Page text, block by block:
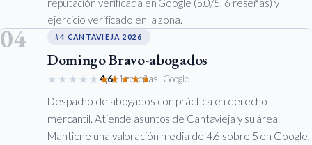
reputación verificada en Google (5.0/5, 6 reseñas) y
ejercicio verificado en la zona.
04 #4 CANTAVIEJA 2026
Domingo Bravo-abogados
★★★★★★★★★★
4,611 reseñas· Google
Despacho de abogados con práctica en derecho
mercantil. Atiende asuntos de Cantavieja y su área.
Mantiene una valoración media de 4.6 sobre 5 en Google,